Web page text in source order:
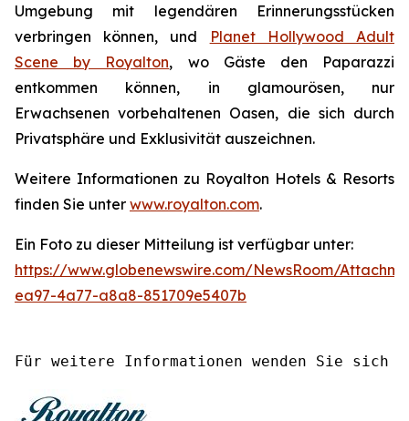
Umgebung mit legendären Erinnerungsstücken
verbringen können, und
Planet Hollywood Adult
Scene by Royalton, wo Gäste den Paparazzi
entkommen können, in glamourösen, nur
Erwachsenen vorbehaltenen Oasen, die sich durch
Privatsphäre und Exklusivität auszeichnen.
Weitere Informationen zu Royalton Hotels & Resorts
finden Sie unter www.royalton.com.
Ein Foto zu dieser Mitteilung ist verfügbar unter:
https://www.globenewswire.com/NewsRoom/
ea97-4a77-a8a8-851709e5407b
Für weitere Informationen wenden Sie sich